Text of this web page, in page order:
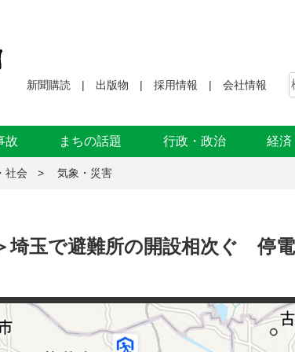
新聞購読 出版物 採用情報 会社情報
故 まちの話題 行政・政治 経済
社会 気象・災害
埼玉で避難所の開設相次ぐ 停